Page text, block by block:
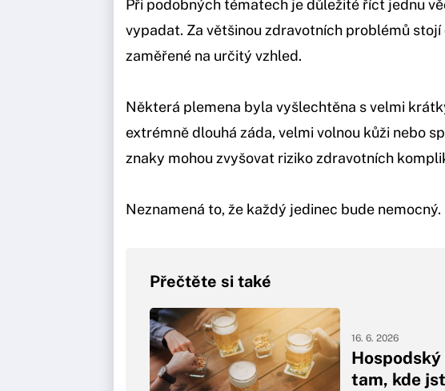
Při podobných tématech je důležité říct jednu
vypadat. Za většinou zdravotních problémů
zaměřené na určitý vzhled.
Některá plemena byla vyšlechtěna s velmi
extrémně dlouhá záda, velmi volnou kůži nebo
znaky mohou zvyšovat riziko zdravotních
Neznamená to, že každý jedinec bude
Přečtěte si také
tam, kde
16. 6. 2026